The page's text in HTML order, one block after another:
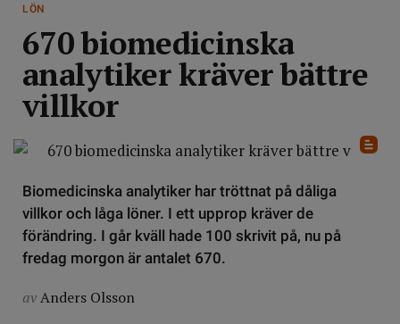
LÖN
670 biomedicinska
analytiker kräver bättre
villkor
Biomedicinska analytiker har tröttnat på dåliga
villkor och låga löner. I ett upprop kräver de
förändring. I går kväll hade 100 skrivit på, nu på
fredag morgon är antalet 670.
avAnders Olsson